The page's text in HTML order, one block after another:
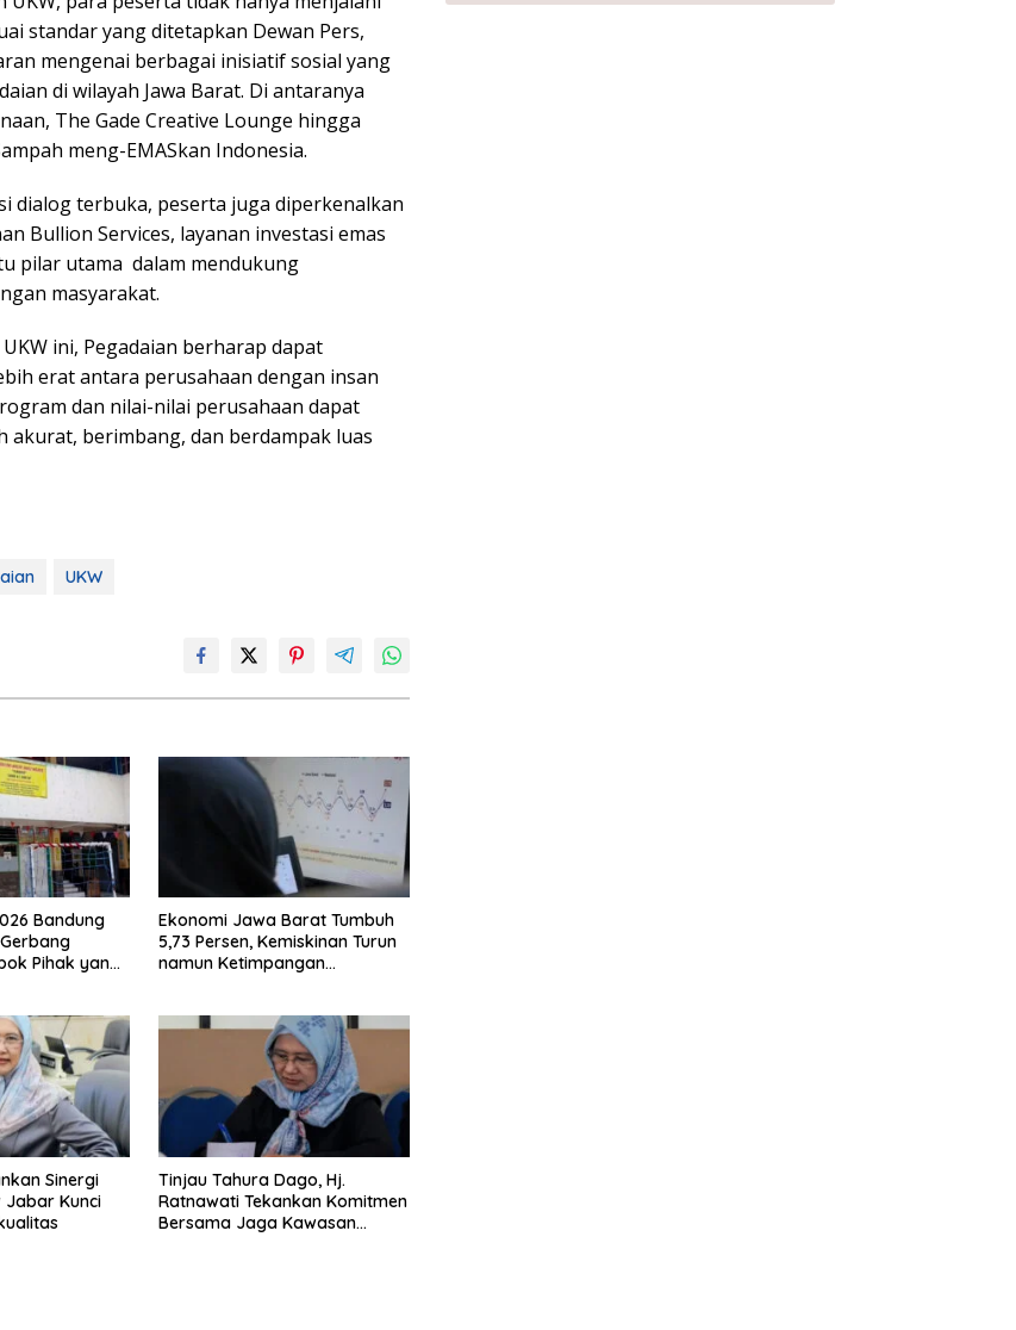
standar yang ditetapkan Dewan Pers,
mengenai berbagai inisiatif sosial yang
di wilayah Jawa Barat. Di antaranya
The Gade Creative Lounge hingga
meng-EMASkan Indonesia.
dialog terbuka, peserta juga diperkenalkan
Bullion Services, layanan investasi emas
pilar utama dalam mendukung
masyarakat.
ini, Pegadaian berharap dapat
erat antara perusahaan dengan insan
dan nilai-nilai perusahaan dapat
akurat, berimbang, dan berdampak luas
UKW
Bandung
Pihak yang
Ekonomi Jawa Barat Tumbuh
5,73 Persen, Kemiskinan Turun
namun Ketimpangan
Sinergi
Jabar Kunci
Tinjau Tahura Dago, Hj.
Ratnawati Tekankan Komitmen
Bersama Jaga Kawasan